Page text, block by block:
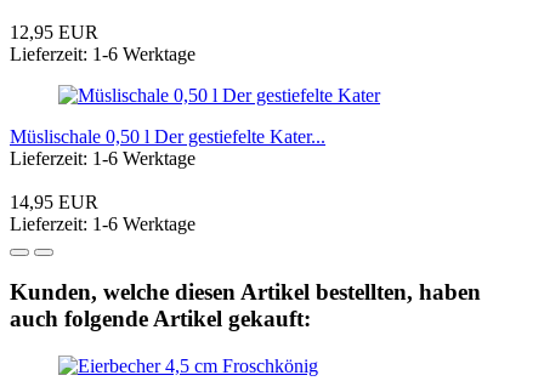
12,95 EUR
Lieferzeit: 1-6 Werktage
Müslischale 0,50 l Der gestiefelte Kater...
Lieferzeit: 1-6 Werktage
14,95 EUR
Lieferzeit: 1-6 Werktage
Kunden, welche diesen Artikel bestellten, haben
auch folgende Artikel gekauft: